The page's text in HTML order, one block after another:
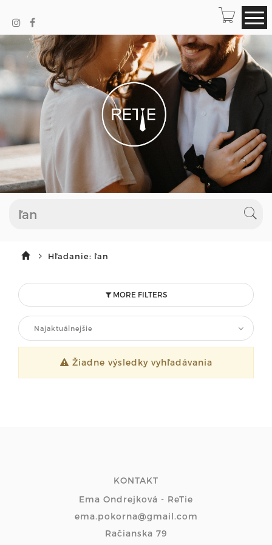
Hľadanie: ľan
MORE FILTERS
Najaktuálnejšie
Žiadne výsledky vyhľadávania
KONTAKT
Ema Ondrejková - ReTie
ema.pokorna@gmail.com
Račianska 79